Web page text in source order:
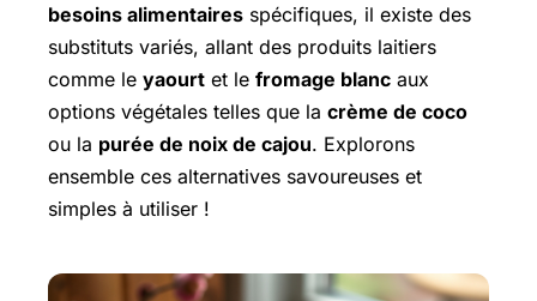
besoins alimentaires spécifiques, il existe des
substituts variés, allant des produits laitiers
comme le yaourt et le fromage blanc aux
options végétales telles que la crème de coco
ou la purée de noix de cajou. Explorons
ensemble ces alternatives savoureuses et
simples à utiliser !